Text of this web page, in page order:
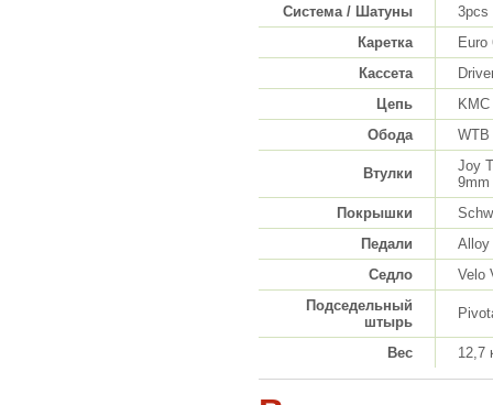
Система / Шатуны
3pcs
Каретка
Euro
Кассета
Цепь
Обода
WTB
Втулки
Joy
9mm
Покрышки
Педали
Alloy
Седло
Velo
Подседельный
штырь
Вес 12,7